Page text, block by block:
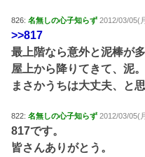
826: 名無しの心子知らず 2012/03/05(
>>817
最上階なら意外と泥棒が
屋上から降りてきて、泥。
まさかうちは大丈夫、と
822: 名無しの心子知らず 2012/03/05(
817です。
皆さんありがとう。